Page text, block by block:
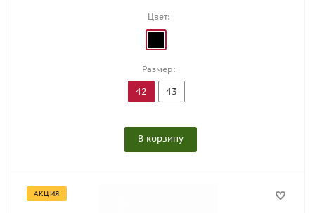
Цвет:
Размер:
42 43
В корзину
АКЦИЯ